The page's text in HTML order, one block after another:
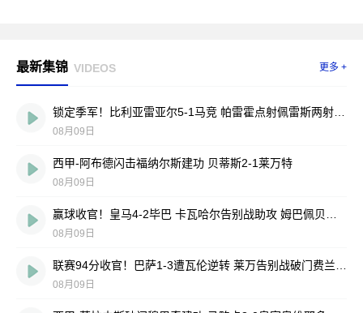
最新集锦 VIDEOS 更多 +
08月09日
西甲-阿布德闪击福纳尔斯建功 贝蒂斯2-1莱万特
08月09日
08月09日
08月09日